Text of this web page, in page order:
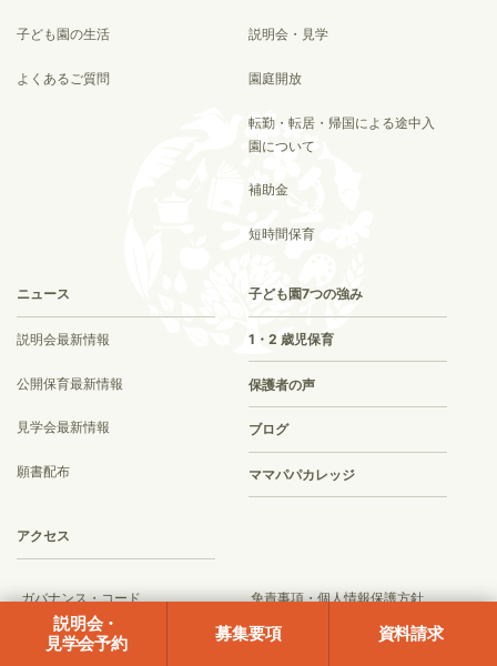
説明会・
見学会予約
募集要項 資料請求
子ども園の生活
よくあるご質問
説明会・見学
園庭開放
転勤・転居・帰国による途中入
園について
補助金
短時間保育
ニュース
説明会最新情報
公開保育最新情報
見学会最新情報
願書配布
子ども園7つの強み
1・2 歳児保育
保護者の声
ブログ
ママパパカレッジ
アクセス
ガバナンス・コード 免責事項・個人情報保護方針
情報セキュリティポリシー 情報セキュリティに関する規程